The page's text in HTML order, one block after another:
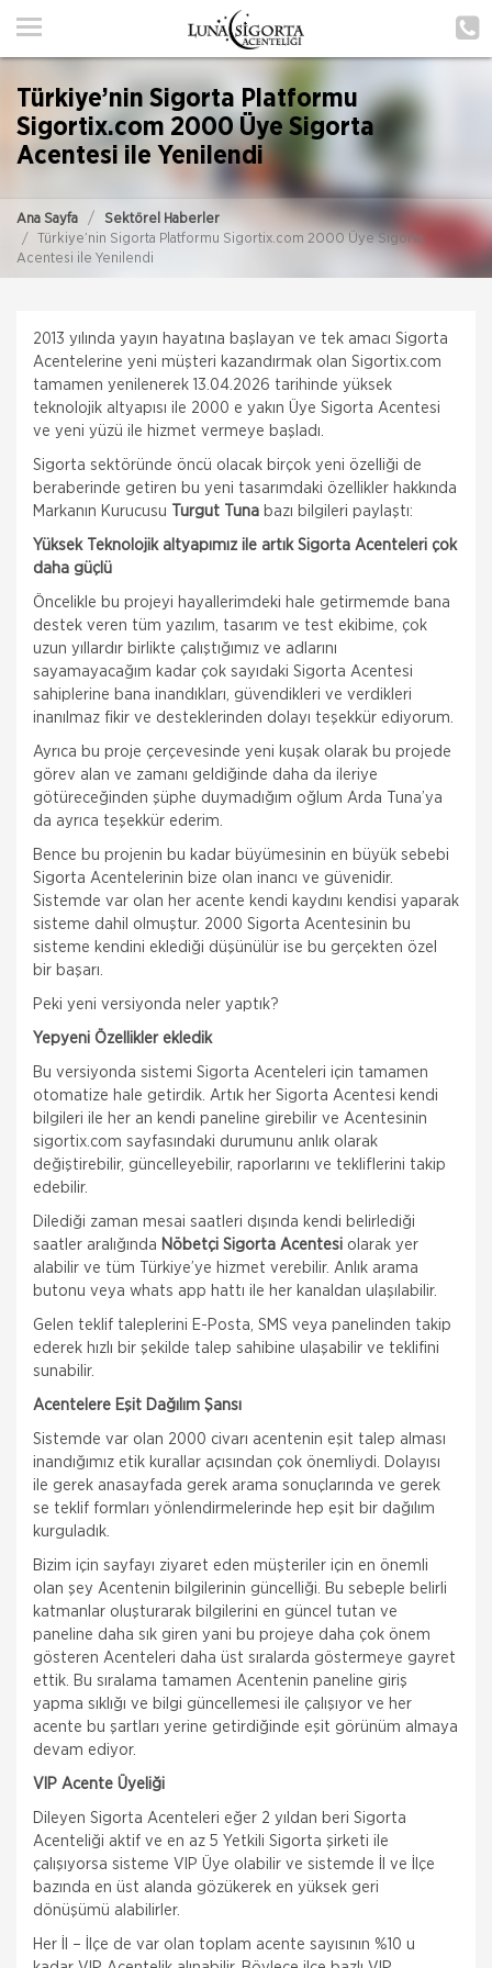
ANA SAYFA
HİZMETLERİMİZ
POLIÇE HATIRLAT
İLETIŞIM
ŞUBELERIMIZ
MÜŞTERI GIRIŞI
TEKLİF AL
Türkiye’nin Sigorta Platformu
Sigortix.com 2000 Üye Sigorta
Acentesi ile Yenilendi
Ana Sayfa
Sektörel Haberler
Türkiye’nin Sigorta Platformu Sigortix.com 2000 Üye Sigorta
Acentesi ile Yenilendi
2013 yılında yayın hayatına başlayan ve tek amacı Sigorta
Acentelerine yeni müşteri kazandırmak olan Sigortix.com
tamamen yenilenerek 13.04.2026 tarihinde yüksek
teknolojik altyapısı ile 2000 e yakın Üye Sigorta Acentesi
ve yeni yüzü ile hizmet vermeye başladı.
Sigorta sektöründe öncü olacak birçok yeni özelliği de
beraberinde getiren bu yeni tasarımdaki özellikler hakkında
Markanın Kurucusu
Turgut Tuna bazı bilgileri paylaştı:
Yüksek Teknolojik altyapımız ile artık Sigorta Acenteleri çok
daha güçlü
Öncelikle bu projeyi hayallerimdeki hale getirmemde bana
destek veren tüm yazılım, tasarım ve test ekibime, çok
uzun yıllardır birlikte çalıştığımız ve adlarını
sayamayacağım kadar çok sayıdaki Sigorta Acentesi
sahiplerine bana inandıkları, güvendikleri ve verdikleri
inanılmaz fikir ve desteklerinden dolayı teşekkür ediyorum.
Ayrıca bu proje çerçevesinde yeni kuşak olarak bu projede
görev alan ve zamanı geldiğinde daha da ileriye
götüreceğinden şüphe duymadığım oğlum Arda Tuna’ya
da ayrıca teşekkür ederim.
Bence bu projenin bu kadar büyümesinin en büyük sebebi
Sigorta Acentelerinin bize olan inancı ve güvenidir.
Sistemde var olan her acente kendi kaydını kendisi yaparak
sisteme dahil olmuştur. 2000 Sigorta Acentesinin bu
sisteme kendini eklediği düşünülür ise bu gerçekten özel
bir başarı.
Peki yeni versiyonda neler yaptık?
Yepyeni Özellikler ekledik
Bu versiyonda sistemi Sigorta Acenteleri için tamamen
otomatize hale getirdik. Artık her Sigorta Acentesi kendi
bilgileri ile her an kendi paneline girebilir ve Acentesinin
sigortix.com sayfasındaki durumunu anlık olarak
değiştirebilir, güncelleyebilir, raporlarını ve tekliflerini takip
edebilir.
Dilediği zaman mesai saatleri dışında kendi belirlediği
saatler aralığında Nöbetçi Sigorta Acentesi olarak yer
alabilir ve tüm Türkiye’ye hizmet verebilir. Anlık arama
butonu veya whats app hattı ile her kanaldan ulaşılabilir.
Gelen teklif taleplerini E-Posta, SMS veya panelinden takip
ederek hızlı bir şekilde talep sahibine ulaşabilir ve teklifini
sunabilir.
Acentelere Eşit Dağılım Şansı
Sistemde var olan 2000 civarı acentenin eşit talep alması
inandığımız etik kurallar açısından çok önemliydi. Dolayısı
ile gerek anasayfada gerek arama sonuçlarında ve gerek
se teklif formları yönlendirmelerinde hep eşit bir dağılım
kurguladık.
Bizim için sayfayı ziyaret eden müşteriler için en önemli
olan şey Acentenin bilgilerinin güncelliği. Bu sebeple belirli
katmanlar oluşturarak bilgilerini en güncel tutan ve
paneline daha sık giren yani bu projeye daha çok önem
gösteren Acenteleri daha üst sıralarda göstermeye gayret
ettik. Bu sıralama tamamen Acentenin paneline giriş
yapma sıklığı ve bilgi güncellemesi ile çalışıyor ve her
acente bu şartları yerine getirdiğinde eşit görünüm almaya
devam ediyor.
VIP Acente Üyeliği
Dileyen Sigorta Acenteleri eğer 2 yıldan beri Sigorta
Acenteliği aktif ve en az 5 Yetkili Sigorta şirketi ile
çalışıyorsa sisteme VIP Üye olabilir ve sistemde İl ve İlçe
bazında en üst alanda gözükerek en yüksek geri
dönüşümü alabilirler.
Her İl – İlçe de var olan toplam acente sayısının %10 u